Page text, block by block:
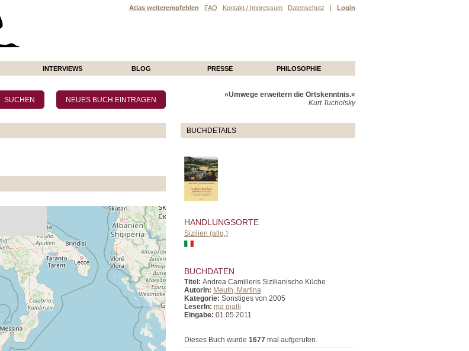
Atlas weiterempfehlen FAQ Kontakt / Impressum Datenschutz | Login
INTERVIEWS BLOG PRESSE PHILOSOPHIE
»Umwege erweitern die Ortskenntnis.«
Kurt Tucholsky
BUCHDETAILS
HANDLUNGSORTE
Sizilien (allg.)
BUCHDATEN
Titel: Andrea Camilleris Sizilianische Küche
AutorIn: Meuth, Martina
Kategorie: Sonstiges von 2005
LeserIn: ma gialli
Eingabe: 01.05.2011
Dieses Buch wurde 1677 mal aufgerufen.